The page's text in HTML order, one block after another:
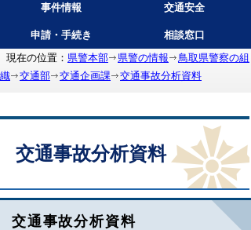
事件情報 交通安全
申請・手続き
相談窓口
現在の位置： 県警本部 県警の情報
鳥取県警察の組
織
交通部 交通企画課 交通事故分析資料
交通事故分析資料
交通事故分析資料